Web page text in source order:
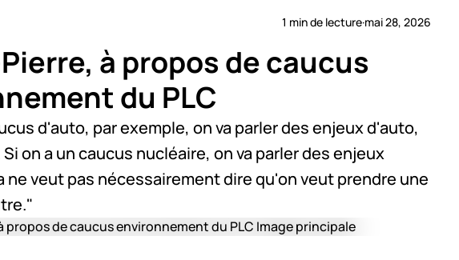
1 min de lecture·mai 28, 2026
à propos de caucus
du PLC
d'auto, par exemple, on va parler des enjeux d'auto,
on a un caucus nucléaire, on va parler des enjeux
ne veut pas nécessairement dire qu'on veut prendre une